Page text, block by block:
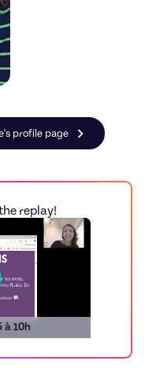
profile page
replay!
à 10h